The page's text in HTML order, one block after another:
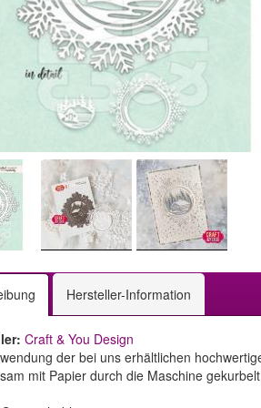
Hersteller-Information
Craft & You Design
der bei uns erhältlichen
mit Papier durch die Maschine